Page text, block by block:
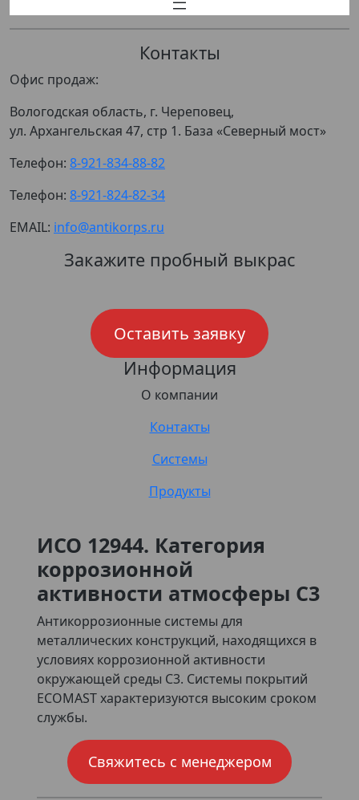
Контакты
Офис продаж:
Вологодская область, г. Череповец,
ул. Архангельская 47, стр 1. База «Северный мост»
Телефон: 8-921-834-88-82
Телефон: 8-921-824-82-34
EMAIL: info@antikorps.ru
Закажите пробный выкрас
Оставить заявку
Информация
О компании
Контакты
Системы
Продукты
ИСО 12944. Категория
коррозионной
активности атмосферы С3
Антикоррозионные системы для
металлических конструкций, находящихся в
условиях коррозионной активности
окружающей среды С3. Системы покрытий
ECOMAST характеризуются высоким сроком
службы.
Свяжитесь с менеджером